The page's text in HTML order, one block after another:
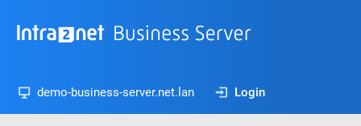
demo-business-server.net.lan Login